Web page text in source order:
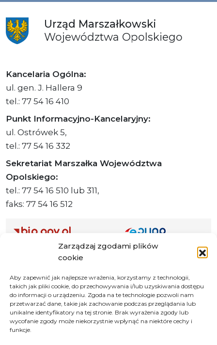
Zarządzaj zgodami plików
cookie
Aby zapewnić jak najlepsze wrażenia, korzystamy z technologii,
takich jak pliki cookie, do przechowywania i/lub uzyskiwania dostępu
do informacji o urządzeniu. Zgoda na te technologie pozwoli nam
przetwarzać dane, takie jak zachowanie podczas przeglądania lub
unikalne identyfikatory na tej stronie. Brak wyrażenia zgody lub
wycofanie zgody może niekorzystnie wpłynąć na niektóre cechy i
funkcje.
Urząd Marszałkowski
Województwa Opolskiego
Kancelaria Ogólna:
ul. gen. J. Hallera 9
tel.: 77 54 16 410
Punkt Informacyjno-Kancelaryjny:
ul. Ostrówek 5,
tel.: 77 54 16 332
Sekretariat Marszałka Województwa
Opolskiego:
tel.: 77 54 16 510 lub 311,
faks: 77 54 16 512
Adres ePUAP Urzędu: /q877fxtk55/SkrytkaESP
Urzędu: AE:PL-66703-73759-IGTUV-14
Polityka prywatności
Klauzula informacyjna RODO